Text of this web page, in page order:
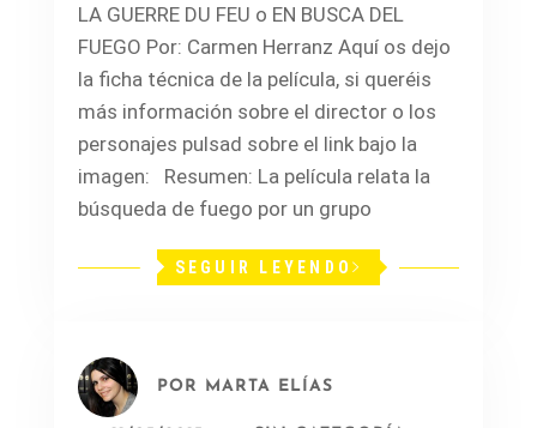
LA GUERRE DU FEU o EN BUSCA DEL
FUEGO Por: Carmen Herranz Aquí os dejo
la ficha técnica de la película, si queréis
más información sobre el director o los
personajes pulsad sobre el link bajo la
imagen: Resumen: La película relata la
búsqueda de fuego por un grupo
SEGUIR LEYENDO
POR MARTA ELÍAS